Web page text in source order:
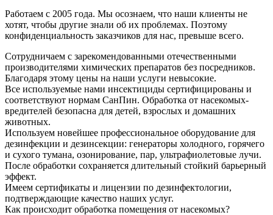
Работаем с 2005 года. Мы осознаем, что наши клиенты не
хотят, чтобы другие знали об их проблемах. Поэтому
конфиденциальность заказчиков для нас, превыше всего.
Сотрудничаем с зарекомендованными отечественными
производителями химических препаратов без посредников.
Благодаря этому цены на наши услуги невысокие.
Все используемые нами инсектициды сертифицированы и
соответствуют нормам СанПин. Обработка от насекомых-
вредителей безопасна для детей, взрослых и домашних
животных.
Используем новейшее профессиональное оборудование для
дезинфекции и дезинсекции: генераторы холодного, горячего
и сухого тумана, озонирование, пар, ультрафиолетовые лучи.
После обработки сохраняется длительный стойкий барьерный
эффект.
Имеем сертификаты и лицензии по дезинфектологии,
подтверждающие качество наших услуг.
Как происходит обработка помещения от насекомых?